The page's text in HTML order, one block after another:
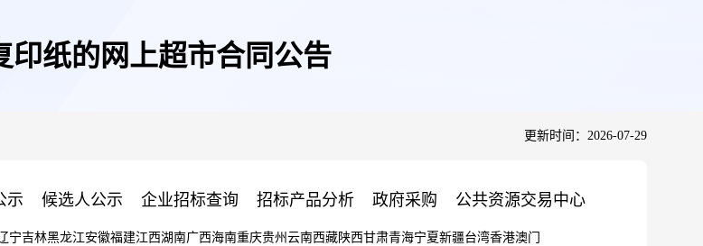
印纸的网上超市合同公告
更新时间：2026-07-29
示 候选人公示 企业招标查询 招标产品分析 政府采购 公共资源交易中心
宁吉林黑龙江安徽福建江西湖南广西海南重庆贵州 云南西藏陕西甘肃青海宁夏新疆台湾香港澳门